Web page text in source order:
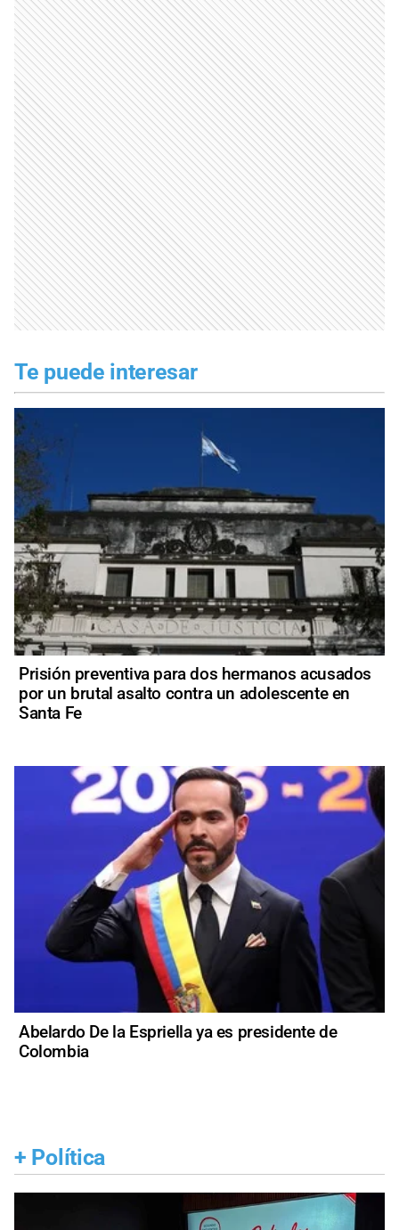
Te puede interesar
Prisión preventiva para dos hermanos acusados
por un brutal asalto contra un adolescente en
Santa Fe
Abelardo De la Espriella ya es presidente de
Colombia
+ Política